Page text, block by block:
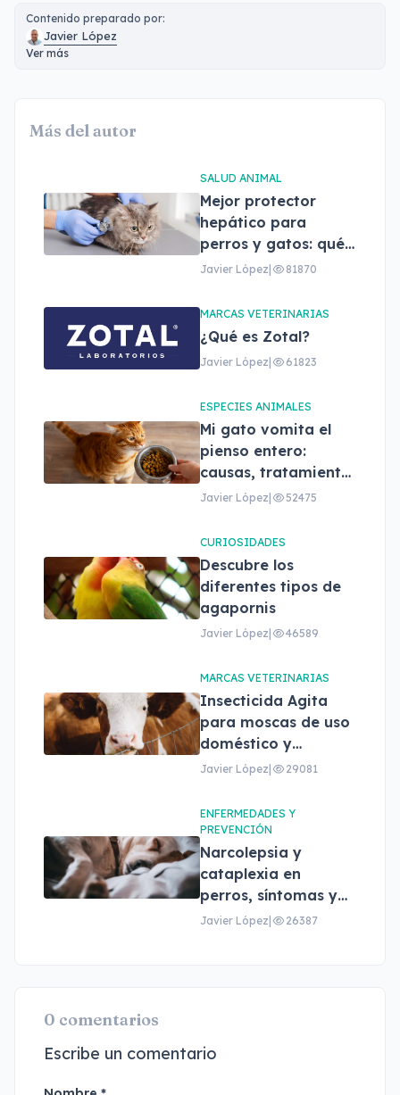
Contenido preparado por:
Javier López
Ver más
Más del autor
SALUD ANIMAL
Mejor protector
hepático para
perros y gatos: qué
son, beneficios y
adecuado
Javier López 81870
MARCAS VETERINARIAS
¿Qué es Zotal?
Javier López 61823
ESPECIES ANIMALES
Mi gato vomita el
pienso entero:
causas, tratamiento
y cuándo
Javier López 52475
CURIOSIDADES
Descubre los
diferentes tipos de
agapornis
Javier López 46589
MARCAS VETERINARIAS
Insecticida Agita
para moscas de uso
doméstico y
profesional
Javier López 29081
ENFERMEDADES Y
PREVENCIÓN
Narcolepsia y
cataplexia en
perros, síntomas y
tratamiento
Javier López 26387
0 comentarios
Escribe un comentario